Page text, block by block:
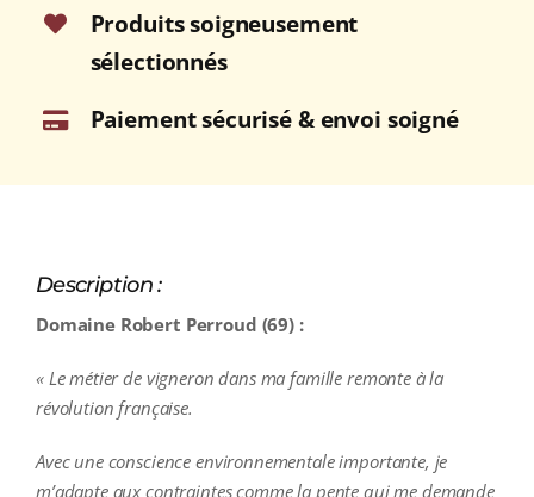
Bouteille
Produits soigneusement
sélectionnés
Paiement sécurisé & envoi soigné
Description :
Domaine Robert Perroud (69) :
« Le métier de vigneron dans ma famille remonte à la
révolution française.
Avec une conscience environnementale importante, je
m’adapte aux contraintes comme la pente qui me demande